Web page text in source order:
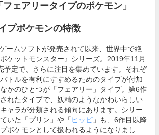
ェアリータイプのポケモン」
プポケモンの特徴
ームソフトが発売されて以来、世界中で絶
ケットモンスター』シリーズ。2019年11月
予定で、さらに注目を集めています。それぞ
トルを有利にすすめるためのタイプが付加
かのひとつが「フェアリー」タイプ。第6作
れたタイプで、妖精のようなかわいらしい
ャラが分類される傾向にあります。シリー
いた「プリン」や「 ピッピ 」も、6作目以降
ポケモンとして扱われるようになりまし